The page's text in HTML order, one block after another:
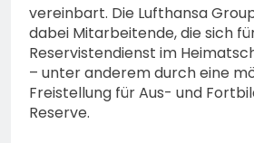
vereinbart. Die Lufthansa
dabei Mitarbeitende, die sich
Reservistendienst im
– unter anderem durch eine
Freistellung für Aus- und
Reserve.